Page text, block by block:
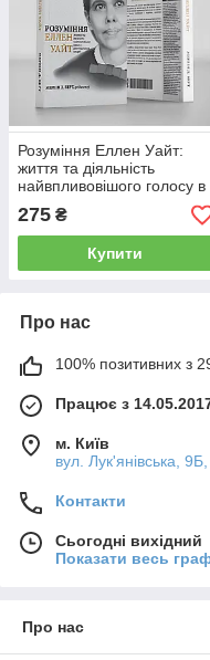
Розуміння Еллен Уайт:
життя та діяльність
найвпливовішого голосу в
адвентистській історії —
Мерлін Д. Берт (укр.)
275 ₴
Купити
Про нас
100% позитивних з
Працює з
м. Київ
вул. Лук'янівська,
Контакти
Сьогодні вихідний
Показати весь
Про нас